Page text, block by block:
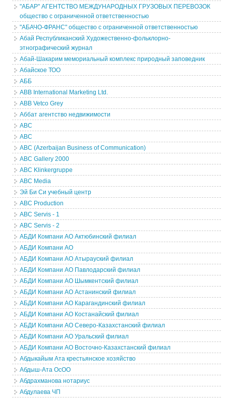
"АБАР" АГЕНТСТВО МЕЖДУНАРОДНЫХ ГРУЗОВЫХ ПЕРЕВОЗОК
общество с ограниченной ответственностью
"АБАЧО-ФРАНС" общество с ограниченной ответственностью
Абай Республиканский Художественно-фольклорно-
этнографический журнал
Абай-Шакарим мемориальный комплекс природный заповедник
Абайское ТОО
АББ
ABB International Marketing Ltd.
ABB Vetco Grey
Аббат агентство недвижимости
ABC
ABC
ABC (Azerbaijan Business of Communication)
ABC Gallery 2000
ABC Klinkergruppe
ABC Media
Эй Би Си учебный центр
ABC Production
ABC Servis - 1
ABC Servis - 2
АБДИ Компани АО Актюбинский филиал
АБДИ Компани АО
АБДИ Компани АО Атырауский филиал
АБДИ Компани АО Павлодарский филиал
АБДИ Компани АО Шымкентский филиал
АБДИ Компани АО Астанинский филиал
АБДИ Компани АО Карагандинский филиал
АБДИ Компани АО Костанайский филиал
АБДИ Компани АО Северо-Казахстанский филиал
АБДИ Компани АО Уральский филиал
АБДИ Компани АО Восточно-Казахстанский филиал
Абдыкайым Ата крестьянское хозяйство
Абдыш-Ата ОсОО
Абдрахманова нотариус
Абдулаева ЧП